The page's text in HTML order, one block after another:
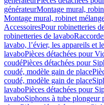
générateurMontage mural,
Montage mural, robinet
AccessoiresPour robinetteries
robinetteries de lavabo
lavabo, l’évier, les appareils et
lavaboPièces détachées pour
coudéPièces détachées pour
coudé, modèle gain de place
coudé, modèle gain de place
lavaboPièces détachées pour
lavaboSiphons à tube plongeur